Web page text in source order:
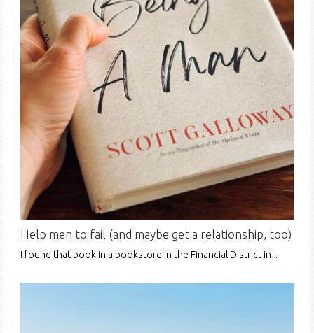
Help men to fail (and maybe get a relationship, too)
I found that book in a bookstore in the Financial District in…